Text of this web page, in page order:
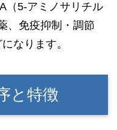
（5-アミノサリチル
、免疫抑制・調節
なります。
と特徴